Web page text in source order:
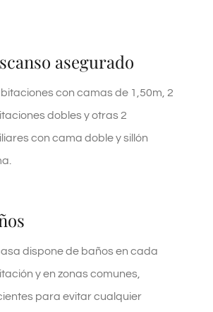
asegurado
con camas de 1,50m, 2
dobles y otras 2
con cama doble y sillón
dispone de baños en cada
y en zonas comunes,
para evitar cualquier